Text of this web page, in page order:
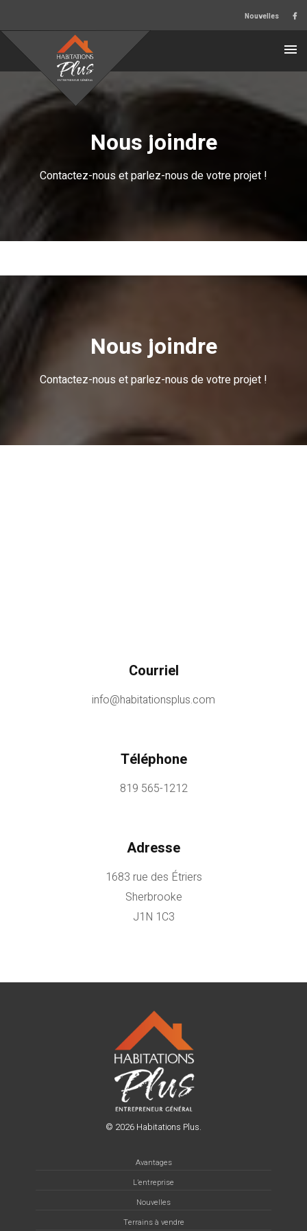
Nouvelles
Nous joindre
Contactez-nous et parlez-nous de votre projet !
Nous joindre
Contactez-nous et parlez-nous de votre projet !
Courriel
info@habitationsplus.com
Téléphone
819 565-1212
Adresse
1683 rue des Étriers
Sherbrooke
J1N 1C3
© 2026 Habitations Plus.
Avantages
L’entreprise
Nouvelles
Terrains à vendre